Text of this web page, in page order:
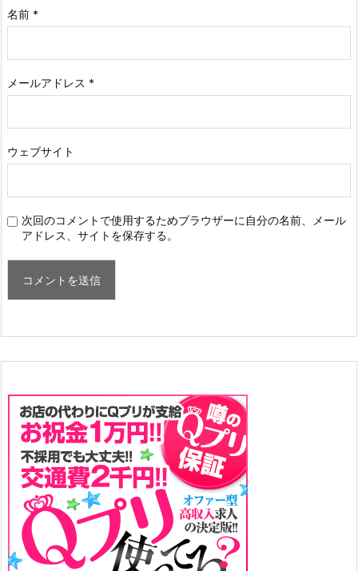
名前 *
メールアドレス *
ウェブサイト
次回のコメントで使用するためブラウザーに自分の名前、メール
アドレス、サイトを保存する。